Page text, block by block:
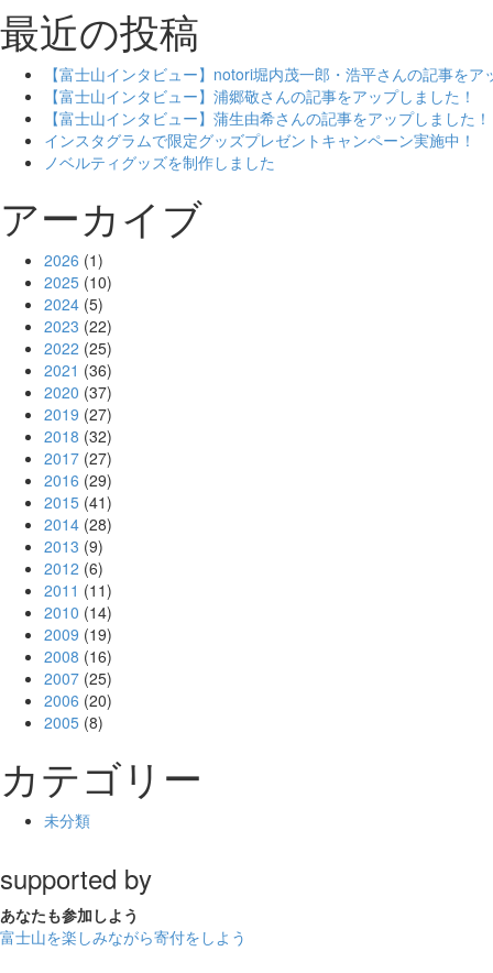
最近の投稿
【富士山インタビュー】notori堀内茂一郎・浩平さんの記事をア
【富士山インタビュー】浦郷敬さんの記事をアップしました！
【富士山インタビュー】蒲生由希さんの記事をアップしました！
インスタグラムで限定グッズプレゼントキャンペーン実施中！
ノベルティグッズを制作しました
アーカイブ
2026 (1)
2025 (10)
2024 (5)
2023 (22)
2022 (25)
2021 (36)
2020 (37)
2019 (27)
2018 (32)
2017 (27)
2016 (29)
2015 (41)
2014 (28)
2013 (9)
2012 (6)
2011 (11)
2010 (14)
2009 (19)
2008 (16)
2007 (25)
2006 (20)
2005 (8)
カテゴリー
未分類
supported by
あなたも参加しよう
富士山を楽しみながら寄付をしよう